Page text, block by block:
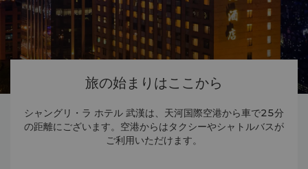
旅の始まりはここから
シャングリ・ラ ホテル 武漢は、天河国際空港から車で25分
の距離にございます。空港からはタクシーやシャトルバスが
ご利用いただけます。